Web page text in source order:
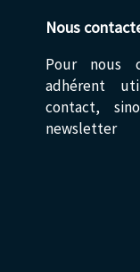
Nous
Pour nous
adhérent
contact,
newsletter